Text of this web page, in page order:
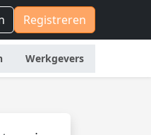
Registreren
Werkgevers